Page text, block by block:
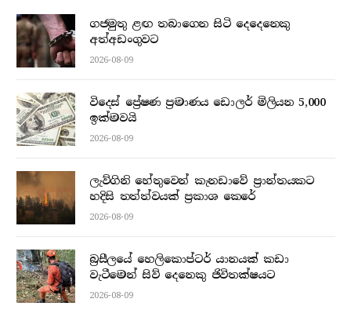
ගජමුතු ළඟ තබාගෙන සිටි දෙදෙනෙකු
අත්අඩංගුවට
2026-08-09
විදෙස් ප්‍රේෂණ ප්‍රමාණය ඩොලර් මිලියන 5,000
ඉක්මවයි
2026-08-09
ලැව්ගිනි හේතුවෙන් කැනඩාවේ ප්‍රාන්තයකට
හදිසි තත්ත්වයක් ප්‍රකාශ කෙරේ
2026-08-09
බ්‍රසීලයේ හෙලිකොප්ටර් යානයක් කඩා
වැටීමෙන් සිව් දෙනෙකු ජිවිතක්ෂයට
2026-08-09